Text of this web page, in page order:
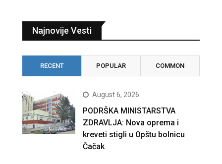
Najnovije Vesti
RECENT POPULAR COMMON
August 6, 2026
PODRŠKA MINISTARSTVA
ZDRAVLJA: Nova oprema i
kreveti stigli u Opštu bolnicu
Čačak